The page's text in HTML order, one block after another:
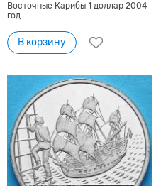
Восточные Карибы 1 доллар 2004
год.
В корзину